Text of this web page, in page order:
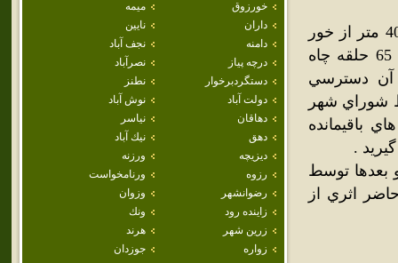
خورزوق
ميمه
داران
نايين
دامنه
نجف آباد
درچه پياز
نصرآباد
دستگردبرخوار
نطنز
دولت آباد
نوش آباد
دهاقان
نياسر
دهق
نيك آباد
ديزيچه
ورزنه
رزوه
ورنامخواست
رضوانشهر
وزوان
زاينده رود
ونك
زرين شهر
هرند
زواره
جوزدان
دهزير : قنات دهزير که از پرآبترين قنات‌هاي کويري است حدود 4000 متر از خور
فاصله داشته و قدمت آنه به بيش از 1000 سال مي‌رسد و داراي 65 حلقه چاه
آن دسترسي
شوراي شهر
باقيمانده
.
بعدها توسط
اثري از